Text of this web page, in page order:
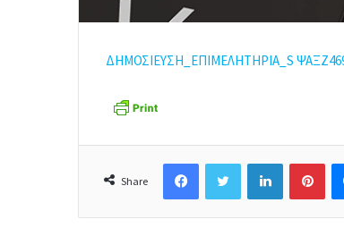
ΔΗΜΟΣΙΕΥΣΗ_ΕΠΙΜΕΛΗΤΗΡΙΑ_S
Share